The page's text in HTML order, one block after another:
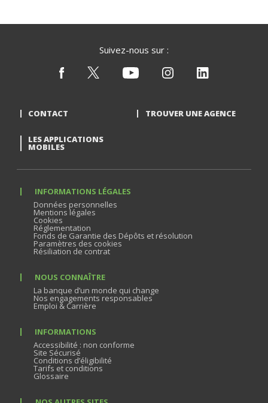
Suivez-nous sur :
CONTACT TROUVER UNE AGENCE
LES APPLICATIONS
MOBILES
INFORMATIONS LÉGALES
Données personnelles
Mentions légales
Cookies
Réglementation
Fonds de Garantie des Dépôts et résolution
Paramètres des cookies
Résiliation de contrat
NOUS CONNAÎTRE
La banque d’un monde qui change
Nos engagements responsables
Emploi & Carrière
INFORMATIONS
Accessibilité : non conforme
Site Sécurisé
Conditions d’éligibilité
Tarifs et conditions
Glossaire